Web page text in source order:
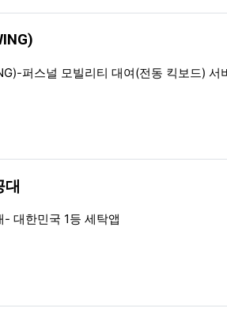
퍼스널 모빌리티 대여(전동 킥보드) 서
- 대한민국 1등 세탁앱